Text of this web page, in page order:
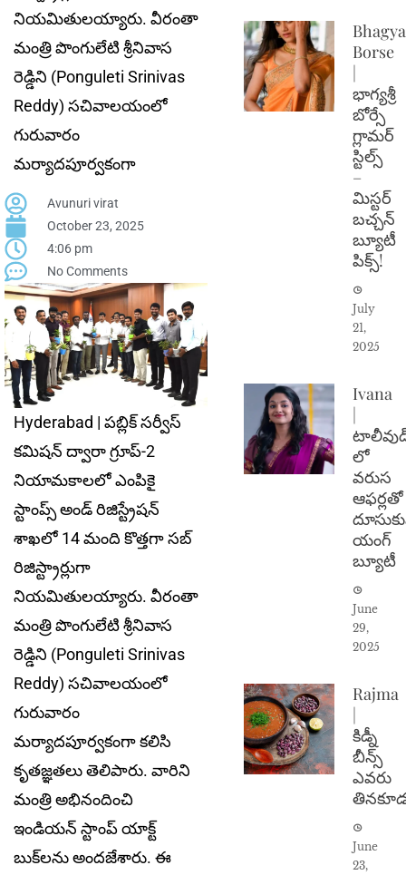
నియమితుల‌య్యారు. వీరంతా
మంత్రి పొంగులేటి శ్రీనివాస
రెడ్డిని (Ponguleti Srinivas
Reddy) సచివాలయంలో
గురువారం
మర్యాదపూర్వకంగా
Avunuri virat
October 23, 2025
4:06 pm
No Comments
Hyderabad | పబ్లిక్‌ సర్వీస్‌
కమిషన్‌ ద్వారా గ్రూప్‌-2
నియామకాలలో ఎంపికై
స్టాంప్స్‌ అండ్‌ రిజిస్ట్రేషన్‌
శాఖలో 14 మంది కొత్త‌గా సబ్‌
రిజిస్ట్రార్లుగా
నియమితుల‌య్యారు. వీరంతా
మంత్రి పొంగులేటి శ్రీనివాస
రెడ్డిని (Ponguleti Srinivas
Reddy) సచివాలయంలో
గురువారం
మర్యాదపూర్వకంగా కలిసి
కృతజ్ఞతలు తెలిపారు. వారిని
మంత్రి అభినందించి
ఇండియన్‌ స్టాంప్‌ యాక్ట్‌
బుక్‌లను అందజేశారు. ఈ
Borse
|
భాగ్యశ్రీ
బోర్సే
గ్లామర్
స్టిల్స్
–
మిస్టర్
బచ్చన్
బ్యూటీ
పిక్స్!
July
21,
2025
Ivana
|
లో
వరుస
ఆఫర్లతో
యంగ్
బ్యూటీ
June
29,
2025
Rajma
|
కిడ్నీ
బీన్స్
ఎవరు
June
23,